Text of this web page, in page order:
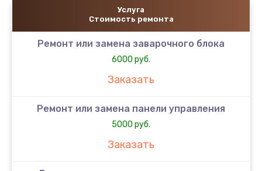
Услуга
Стоимость ремонта
Ремонт или замена заварочного блока
6000 руб.
Заказать
Ремонт или замена панели управления
5000 руб.
Заказать